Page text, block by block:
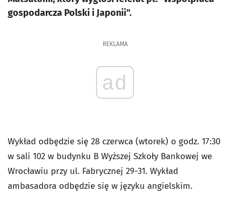
gospodarcza Polski i Japonii".
REKLAMA
ad
Wykład odbędzie się 28 czerwca (wtorek) o godz. 17:30
w sali 102 w budynku B Wyższej Szkoły Bankowej we
Wrocławiu przy ul. Fabrycznej 29-31. Wykład
ambasadora odbędzie się w języku angielskim.